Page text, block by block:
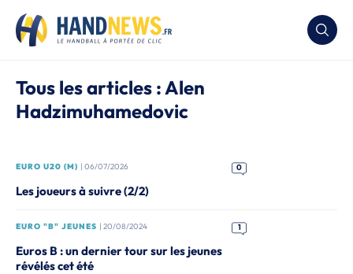
Tous les articles : Alen
Hadzimuhamedovic
EURO U20 (M) | 06/07/2026 0
Les joueurs à suivre (2/2)
EURO "B" JEUNES | 20/08/2024 1
Euros B : un dernier tour sur les jeunes
révélés cet été